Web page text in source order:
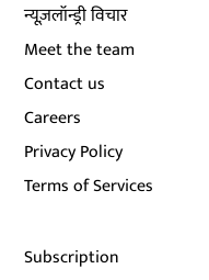
न्यूज़लॉन्ड्री विचार
Meet the team
Contact us
Careers
Privacy Policy
Terms of Services
Subscription